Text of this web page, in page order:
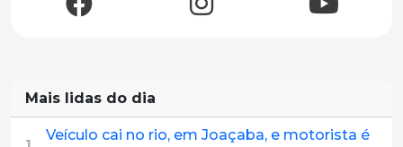
Mais lidas do dia
Veículo cai no rio, em Joaçaba, e motorista é